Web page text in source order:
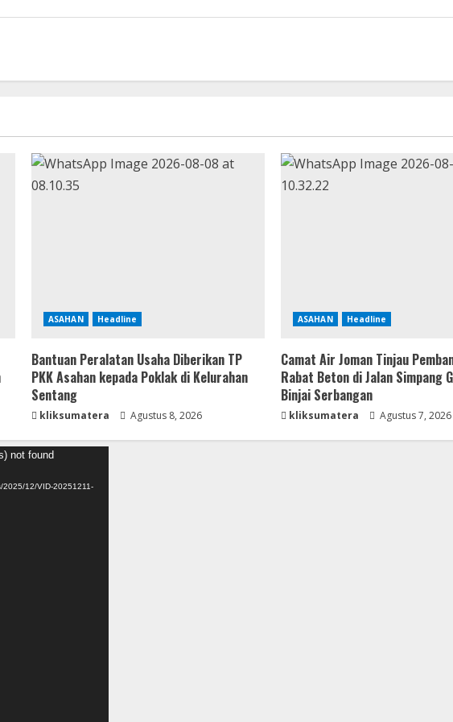
ASAHAN Headline
Bantuan Peralatan Usaha Diberikan TP
PKK Asahan kepada Poklak di Kelurahan
Sentang
kliksumatera Agustus 8, 2026
ASAHAN Headline
Camat Air Joman Tinjau
Rabat Beton di Jalan Simpang
Binjai Serbangan
kliksumatera Agustus 7, 2026
not found
2025/12/VID-20251211-